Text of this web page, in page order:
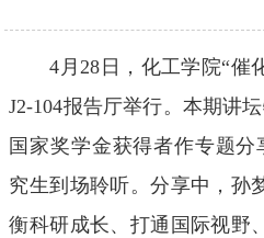
4月28日，化工学院“催
J2-104报告厅举行。本期讲
国家奖学金获得者作专题分
究生到场聆听。分享中，孙
衡科研成长、打通国际视野